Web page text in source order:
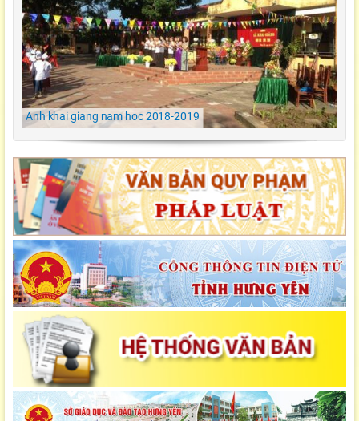
Ngày hội ẩm thực/ TH Đông kết/ Khoái Châu/
Hưng Yên
LỄ KHAI GIẢNG NĂM HỌC 2021-2022 Tiểu
Học Đông Kết
Anh khai giang nam hoc 2018-2019